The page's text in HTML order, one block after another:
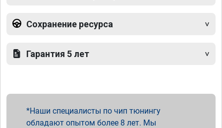
Сохранение ресурса
Гарантия 5 лет
Наши специалисты по чип тюнингу
обладают опытом более 8 лет. Мы